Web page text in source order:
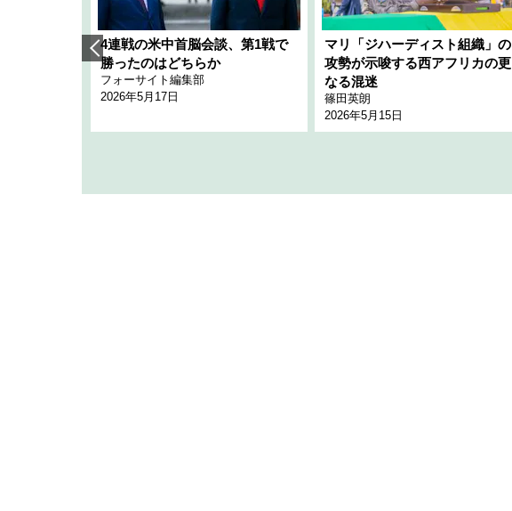
4連戦の米中首脳会談、第1戦で
勝ったのはどちらか
フォーサイト編集部
2026年5月17日
マリ「ジハーディスト組織」の
攻勢が示唆する西アフリカの更
なる混迷
篠田英朗
2026年5月15日